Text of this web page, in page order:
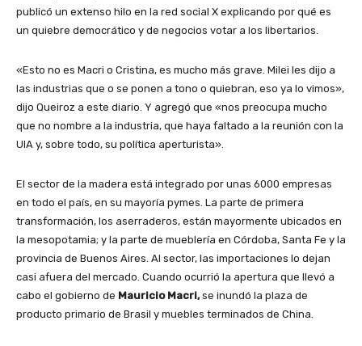
publicó un extenso hilo en la red social X explicando por qué es
un quiebre democrático y de negocios votar a los libertarios.
«Esto no es Macri o Cristina, es mucho más grave. Milei les dijo a
las industrias que o se ponen a tono o quiebran, eso ya lo vimos»,
dijo Queiroz a este diario. Y agregó que «nos preocupa mucho
que no nombre a la industria, que haya faltado a la reunión con la
UIA y, sobre todo, su política aperturista».
El sector de la madera está integrado por unas 6000 empresas
en todo el país, en su mayoría pymes. La parte de primera
transformación, los aserraderos, están mayormente ubicados en
la mesopotamia; y la parte de mueblería en Córdoba, Santa Fe y la
provincia de Buenos Aires. Al sector, las importaciones lo dejan
casi afuera del mercado. Cuando ocurrió la apertura que llevó a
cabo el gobierno de Mauricio Macri,se inundó la plaza de
producto primario de Brasil y muebles terminados de China.